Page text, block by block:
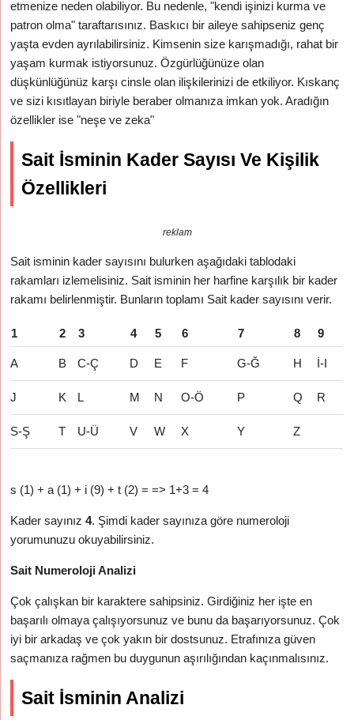
etmenize neden olabiliyor. Bu nedenle, "kendi işinizi kurma ve
patron olma" taraftarısınız. Baskıcı bir aileye sahipseniz genç
yaşta evden ayrılabilirsiniz. Kimsenin size karışmadığı, rahat bir
yaşam kurmak istiyorsunuz. Özgürlüğünüze olan
düşkünlüğünüz karşı cinsle olan ilişkilerinizi de etkiliyor. Kıskanç
ve sizi kısıtlayan biriyle beraber olmanıza imkan yok. Aradığın
özellikler ise "neşe ve zeka"
Sait İsminin Kader Sayısı Ve Kişilik
Özellikleri
reklam
Sait isminin kader sayısını bulurken aşağıdaki tablodaki
rakamları izlemelisiniz. Sait isminin her harfine karşılık bir kader
rakamı belirlenmiştir. Bunların toplamı Sait kader sayısını verir.
1 2 3 4 5 6 7 8 9
A B C-Ç D E F G-Ğ H İ-I
J K L M N O-Ö P Q R
S-Ş T U-Ü V W X Y Z
s (1) + a (1) + i (9) + t (2) = => 1+3 = 4
Kader sayınız4. Şimdi kader sayınıza göre numeroloji
yorumunuzu okuyabilirsiniz.
Sait Numeroloji Analizi
Çok çalışkan bir karaktere sahipsiniz. Girdiğiniz her işte en
başarılı olmaya çalışıyorsunuz ve bunu da başarıyorsunuz. Çok
iyi bir arkadaş ve çok yakın bir dostsunuz. Etrafınıza güven
saçmanıza rağmen bu duygunun aşırılığından kaçınmalısınız.
Sait İsminin Analizi